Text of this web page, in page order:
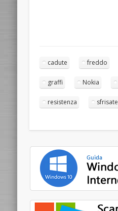
cadute freddo
graffi Nokia
resistenza sfrisate